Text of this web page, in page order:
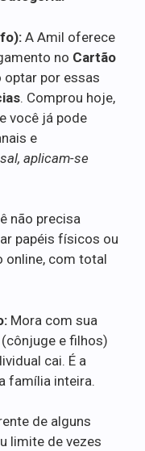
A Amil oferece
no Cartão
optar por essas
. Comprou hoje,
você já pode
e
aplicam-se
não precisa
papéis físicos ou
online, com total
Mora com sua
e filhos)
cai. É a
família inteira.
de alguns
limite de vezes